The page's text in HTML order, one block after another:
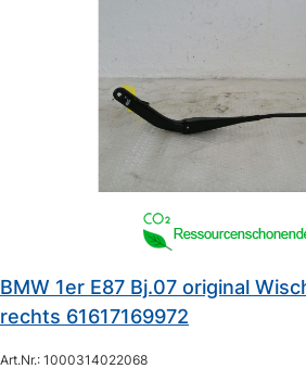
BMW 1er E87 Bj.07 original
rechts 61617169972
Art.Nr.: 1000314022068